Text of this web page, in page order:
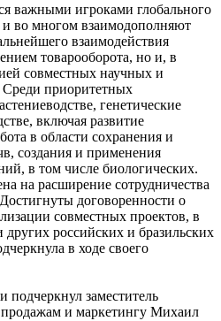
важными игроками глобального
во многом взаимодополняют
взаимодействия
товарооборота, но и, в
совместных научных и
Среди приоритетных
генетические
включая развитие
в области сохранения и
создания и применения
в том числе биологических.
на расширение сотрудничества
договоренности о
совместных проектов, в
российских и бразильских
в ходе своего
подчеркнул заместитель
продажам и маркетингу Михаил